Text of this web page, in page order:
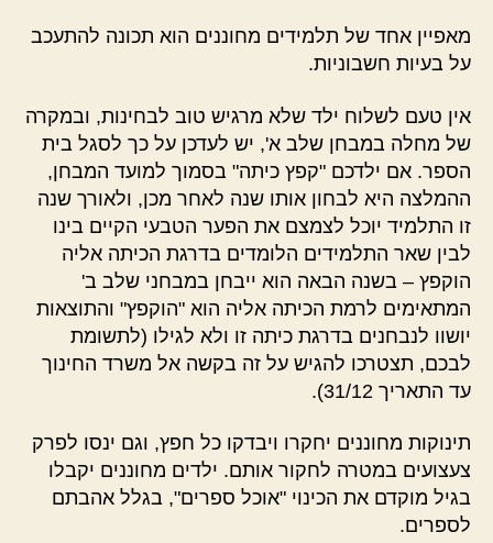
מאפיין אחד של תלמידים מחוננים הוא תכונה להתעכב
על בעיות חשבוניות.
אין טעם לשלוח ילד שלא מרגיש טוב לבחינות, ובמקרה
של מחלה במבחן שלב א', יש לעדכן על כך לסגל בית
הספר. אם ילדכם "קפץ כיתה" בסמוך למועד המבחן,
ההמלצה היא לבחון אותו שנה לאחר מכן, ולאורך שנה
זו התלמיד יוכל לצמצם את הפער הטבעי הקיים בינו
לבין שאר התלמידים הלומדים בדרגת הכיתה אליה
הוקפץ – בשנה הבאה הוא ייבחן במבחני שלב ב'
המתאימים לרמת הכיתה אליה הוא "הוקפץ" והתוצאות
יושוו לנבחנים בדרגת כיתה זו ולא לגילו (לתשומת
לבכם, תצטרכו להגיש על זה בקשה אל משרד החינוך
עד התאריך 31/12).
תינוקות מחוננים יחקרו ויבדקו כל חפץ, וגם ינסו לפרק
צעצועים במטרה לחקור אותם. ילדים מחוננים יקבלו
בגיל מוקדם את הכינוי "אוכל ספרים", בגלל אהבתם
לספרים.